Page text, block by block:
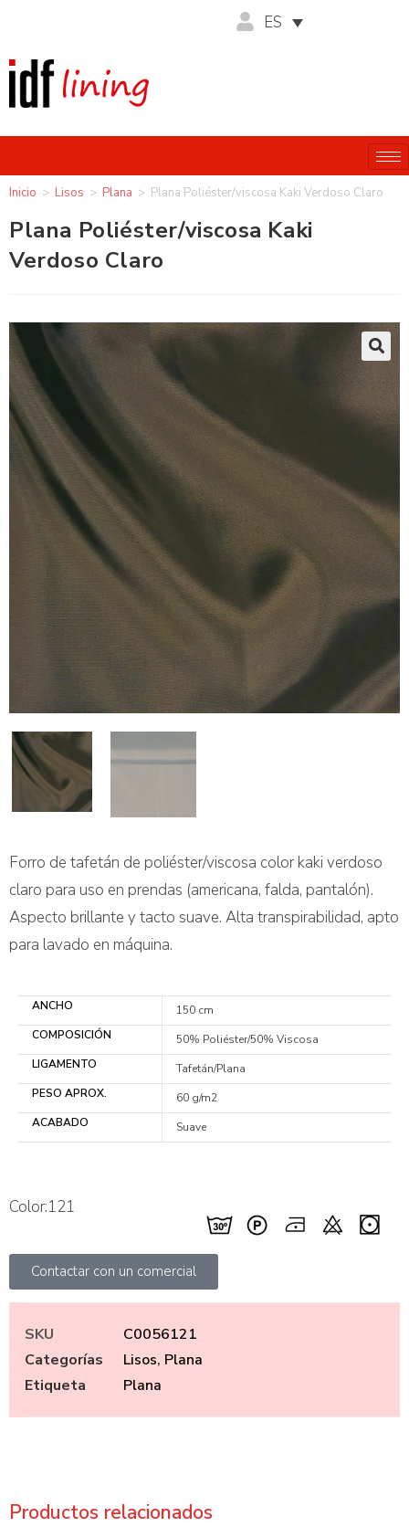
ES
Inicio > Lisos > Plana > Plana Poliéster/viscosa Kaki Verdoso Claro
Plana Poliéster/viscosa Kaki
Verdoso Claro
🔍
Forro de tafetán de poliéster/viscosa color kaki verdoso
claro para uso en prendas (americana, falda, pantalón).
Aspecto brillante y tacto suave. Alta transpirabilidad, apto
para lavado en máquina.
ANCHO
150 cm
COMPOSICIÓN
50% Poliéster/50% Viscosa
LIGAMENTO
Tafetán/Plana
PESO APROX.
60 g/m2
ACABADO
Suave
Color:121
Contactar con un comercial
SKU
C0056121
Categorías
Lisos, Plana
Etiqueta
Plana
Productos relacionados